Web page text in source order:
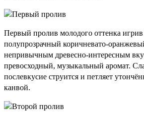
Первый пролив молодого оттенка игрив
полупрозрачный коричневато-
непривычным древесно-интересным
превосходный, музыкальный аромат.
послевкусие струится и петляет
канвой.